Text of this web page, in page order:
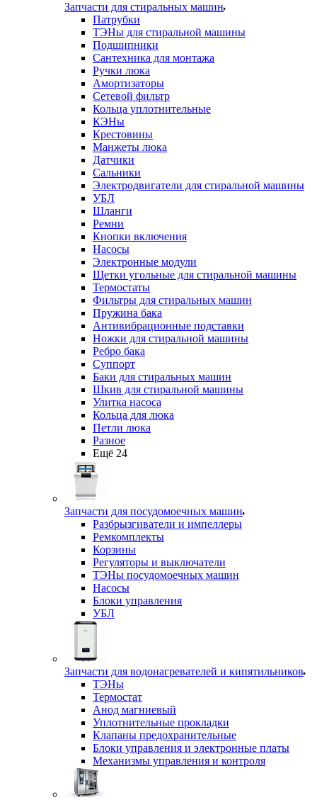
Запчасти для стиральных машин
Патрубки
ТЭНы для стиральной машины
Подшипники
Сантехника для монтажа
Ручки люка
Амортизаторы
Сетевой фильтр
Кольца уплотнительные
КЭНы
Крестовины
Манжеты люка
Датчики
Сальники
Электродвигатели для стиральной машины
УБЛ
Шланги
Ремни
Кнопки включения
Насосы
Электронные модули
Щетки угольные для стиральной машины
Термостаты
Фильтры для стиральных машин
Пружина бака
Антивибрационные подставки
Ножки для стиральной машины
Ребро бака
Суппорт
Баки для стиральных машин
Шкив для стиральной машины
Улитка насоса
Кольца для люка
Петли люка
Разное
Ещё 24
Запчасти для посудомоечных машин
Разбрызгиватели и импеллеры
Ремкомплекты
Корзины
Регуляторы и выключатели
ТЭНы посудомоечных машин
Насосы
Блоки управления
УБЛ
Запчасти для водонагревателей и кипятильников
ТЭНы
Термостат
Анод магниевый
Уплотнительные прокладки
Клапаны предохранительные
Блоки управления и электронные платы
Механизмы управления и контроля